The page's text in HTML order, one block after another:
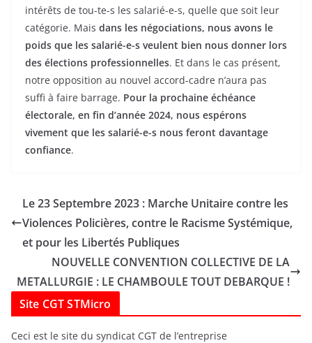
intérêts de tou-te-s les salarié-e-s, quelle que soit leur
catégorie. Mais dans les négociations, nous avons le
poids que les salarié-e-s veulent bien nous donner lors
des élections professionnelles. Et dans le cas présent,
notre opposition au nouvel accord-cadre n’aura pas
suffi à faire barrage. Pour la prochaine échéance
électorale, en fin d’année 2024, nous espérons
vivement que les salarié-e-s nous feront davantage
confiance.
Le 23 Septembre 2023 : Marche Unitaire contre les
Violences Policières, contre le Racisme Systémique,
et pour les Libertés Publiques
NOUVELLE CONVENTION COLLECTIVE DE LA
METALLURGIE : LE CHAMBOULE TOUT DEBARQUE !
Site CGT STMicro
Ceci est le site du syndicat CGT de l’entreprise